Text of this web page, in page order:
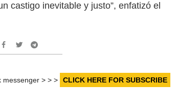
castigo inevitable y justo”, enfatizó el
messenger > > > CLICK HERE FOR SUBSCRIBE